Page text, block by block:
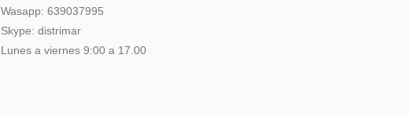
Wasapp: 639037995
Skype: distrimar
Lunes a viernes 9:00 a 17.00